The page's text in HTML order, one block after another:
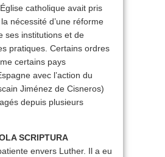
catholique avait pris
nécessité d’une réforme
ses institutions et de
pratiques. Certains ordres
certains pays
avec l’action du
Jiménez de Cisneros)
depuis plusieurs
SCRIPTURA
envers Luther. Il a eu